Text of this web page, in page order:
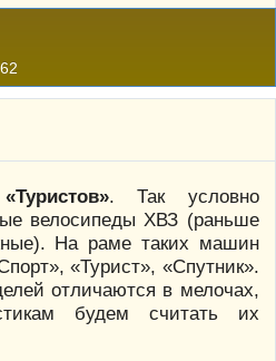
. Так условно
велосипеды ХВЗ (раньше
На раме таких машин
«Турист», «Спутник».
отличаются в мелочах,
будем считать их